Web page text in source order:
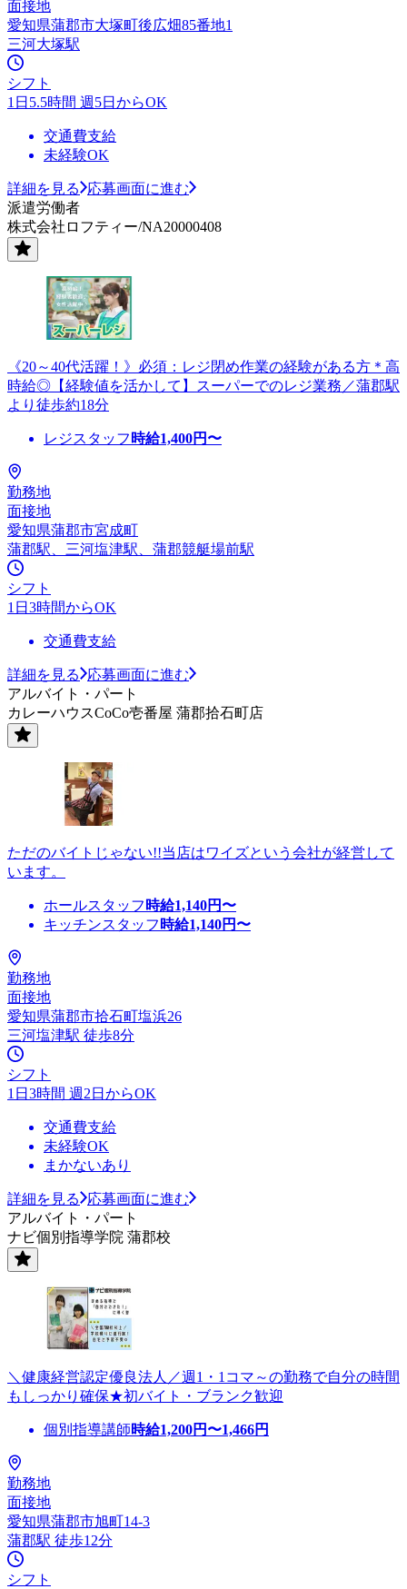
面接地
愛知県蒲郡市大塚町後広畑85番地1
三河大塚駅
シフト
1日5.5時間 週5日からOK
交通費支給
未経験OK
詳細を見る
応募画面に進む
派遣労働者
株式会社ロフティー/NA20000408
《20～40代活躍！》必須：レジ閉め作業の経験がある方＊高
時給◎【経験値を活かして】スーパーでのレジ業務／蒲郡駅
より徒歩約18分
レジスタッフ 時給1,400円〜
勤務地
面接地
愛知県蒲郡市宮成町
蒲郡駅、三河塩津駅、蒲郡競艇場前駅
シフト
1日3時間からOK
交通費支給
詳細を見る
応募画面に進む
アルバイト・パート
カレーハウスCoCo壱番屋 蒲郡拾石町店
ただのバイトじゃない!!当店はワイズという会社が経営して
います。
ホールスタッフ 時給1,140円〜
キッチンスタッフ 時給1,140円〜
勤務地
面接地
愛知県蒲郡市拾石町塩浜26
三河塩津駅 徒歩8分
シフト
1日3時間 週2日からOK
交通費支給
未経験OK
まかないあり
詳細を見る
応募画面に進む
アルバイト・パート
ナビ個別指導学院 蒲郡校
＼健康経営認定優良法人／週1・1コマ～の勤務で自分の時間
もしっかり確保★初バイト・ブランク歓迎
個別指導講師時給1,200円〜1,466円
勤務地
面接地
愛知県蒲郡市旭町14-3
蒲郡駅 徒歩12分
シフト